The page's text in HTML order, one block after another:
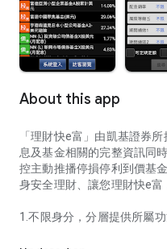
About this app
「理財快e富」由凱基證券
息及基金相關的完整資訊同
控主動推播停損停利到價基
身安全理財、讓您理財快e富
1.不限身分，分層提供所屬功